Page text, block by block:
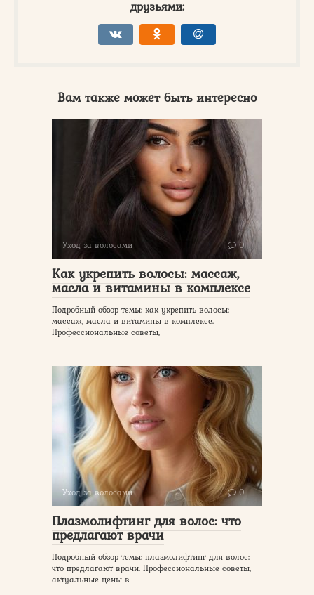
друзьями:
Вам также может быть интересно
Уход за волосами 0
Как укрепить волосы: массаж,
масла и витамины в комплексе
Подробный обзор темы: как укрепить волосы:
массаж, масла и витамины в комплексе.
Профессиональные советы,
Уход за волосами 0
Плазмолифтинг для волос: что
предлагают врачи
Подробный обзор темы: плазмолифтинг для волос:
что предлагают врачи. Профессиональные советы,
актуальные цены в